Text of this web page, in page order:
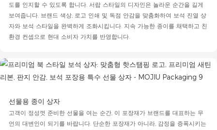
도를 인지할 수 있도록 합니다. 서랍 스타일의 디자인은 놀라운 순간을 길게
보여줍니다. 브랜드 색상, 로고 인쇄 및 독점 안감을 맞춤화하여 보석 진열 상
자와 보석 스타일을 완벽하게 조화시킵니다. 지속 가능한 종이를 채택하고 친
환경 컨셉으로 현대 소비자 가치를 반영합니다.
선물용 종이 상자
고객이 정성껏 준비한 선물을 여는 순간, 이 포장재가 브랜드를 대표하는 무
언의 대변인이 되기를 바랍니다. 단순한 포장재가 아니라, 감정을 증폭시키는